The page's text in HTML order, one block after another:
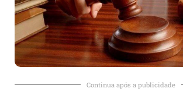
Continua após a publicidade